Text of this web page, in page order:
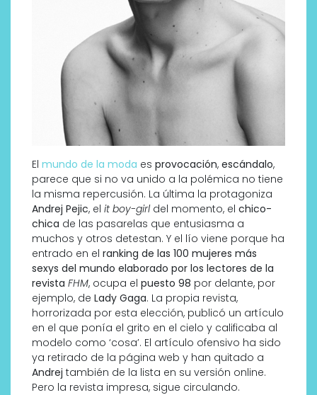
El mundo de la moda es provocación, escándalo,
parece que si no va unido a la polémica no tiene
la misma repercusión. La última la protagoniza
Andrej Pejic, el it boy-girldel momento, el chico-
chica de las pasarelas que entusiasma a
muchos y otros detestan. Y el lío viene porque ha
entrado en el ranking de las 100 mujeres más
sexys del mundo elaborado por los lectores de la
revista FHM, ocupa el puesto 98 por delante, por
ejemplo, de Lady Gaga. La propia revista,
horrorizada por esta elección, publicó un artículo
en el que ponía el grito en el cielo y calificaba al
modelo como ‘cosa’. El artículo ofensivo ha sido
ya retirado de la página web y han quitado a
Andrej también de la lista en su versión online.
Pero la revista impresa, sigue circulando.